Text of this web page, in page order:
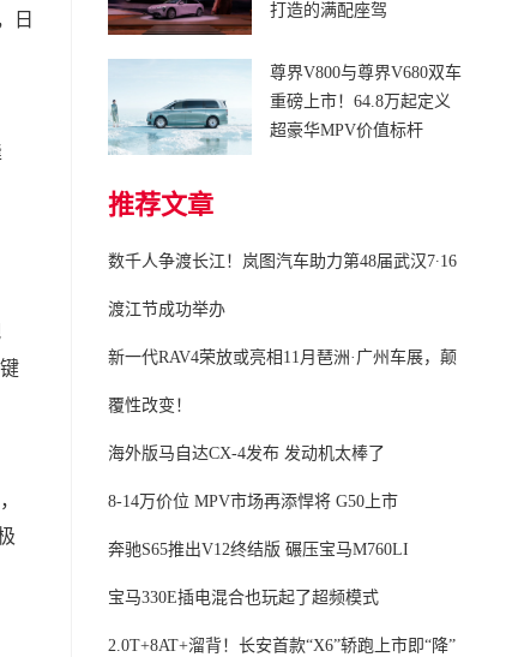
日
打造的满配座驾
尊界V800与尊界V680双车
重磅上市！64.8万起定义
超豪华MPV价值标杆
推荐文章
数千人争渡长江！岚图汽车助力第48届武汉7∙16
渡江节成功举办
新一代RAV4荣放或亮相11月琶洲·广州车展，颠
覆性改变！
海外版马自达CX-4发布 发动机太棒了
8-14万价位 MPV市场再添悍将 G50上市
奔驰S65推出V12终结版 碾压宝马M760LI
宝马330E插电混合也玩起了超频模式
2.0T+8AT+溜背！长安首款“X6”轿跑上市即“降”